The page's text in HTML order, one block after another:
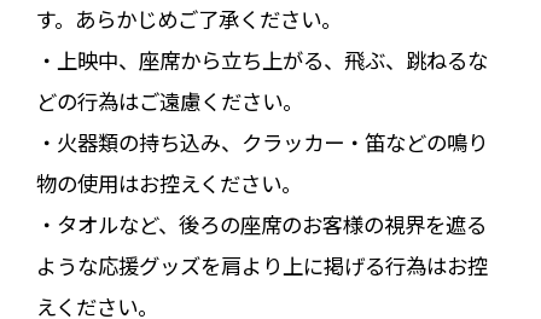
す。あらかじめご了承ください。
・上映中、座席から立ち上がる、飛ぶ、跳ねるな
どの行為はご遠慮ください。
・火器類の持ち込み、クラッカー・笛などの鳴り
物の使用はお控えください。
・タオルなど、後ろの座席のお客様の視界を遮る
ような応援グッズを肩より上に掲げる行為はお控
えください。